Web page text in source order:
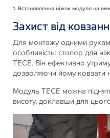
1. Встановлення ніжок модуля на
Захист від
Для монтажу одними
особливість: стопор для
TECE. Він ефективно
дозволяючи йому ковзати
Модуль TECE можна
висоту, доклавши для